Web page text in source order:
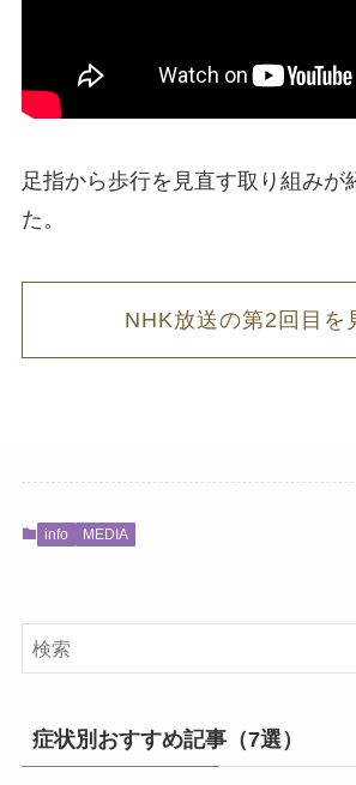
足指から歩行を見直す取り組みが
た。
NHK放送の第2回目を
info MEDIA
症状別おすすめ記事（7選）